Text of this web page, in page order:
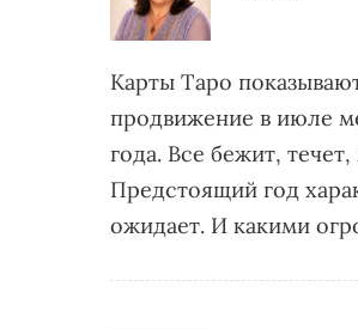
Карты Таро
продвижение в июле
года. Все бежит,
Предстоящий год
ожидает. И какими